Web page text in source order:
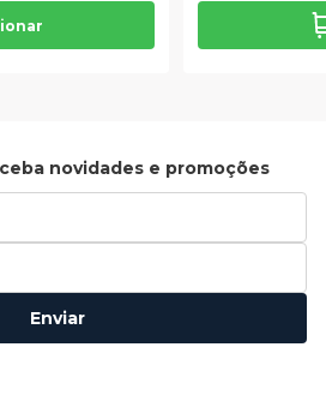
novidades e promoções
Enviar